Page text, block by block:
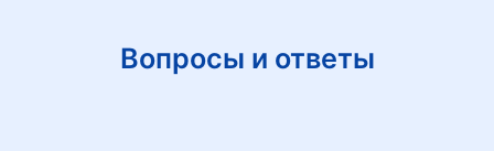
Вопросы и ответы